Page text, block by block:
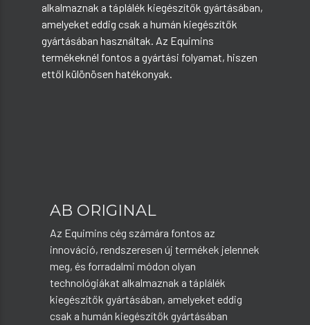
alkalmaznak a táplálék kiegészítők gyártásában,
amelyeket eddig csak a humán kiegészítők
gyártásában használtak. Az Equimins
termékeknél fontos a gyártási folyamat, hiszen
ettől különösen hatékonyak.
AB ORIGINAL
Az Equimins cég számára fontos az
innováció, rendszeresen új termékek jelennek
meg, és forradalmi módon olyan
technológiákat alkalmaznak a táplálék
kiegészítők gyártásában, amelyeket eddig
csak a humán kiegészítők gyártásában